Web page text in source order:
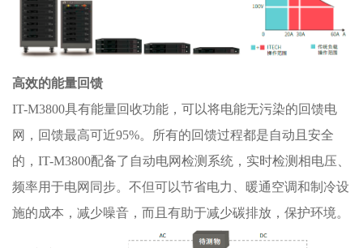
高效的能量回馈
IT-M3800具有能量回收功能，可以将电能无污染的回馈电
网，回馈最高可近95%。所有的回馈过程都是自动且安全
的，IT-M3800配备了自动电网检测系统，实时检测相电压、
频率用于电网同步。不但可以节省电力、暖通空调和制冷设
施的成本，减少噪音，而且有助于减少碳排放，保护环境。